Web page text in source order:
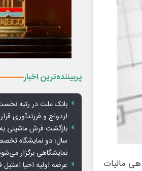
مالیات
پربیننده‌ترین اخبار
بانک ملت در رتبه
ازدواج و فرزندآوری
بازگشت فرش ماشینی
سال؛ دو نمایشگاه
نمایشگاهی برگزار
عرضه اولیه احیا استیل